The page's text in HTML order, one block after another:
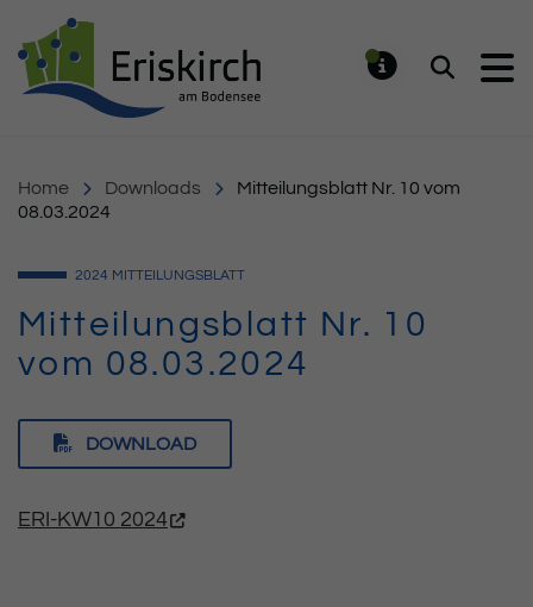
Suchen
Home Downloads
Mitteilungsblatt Nr. 10 vom
08.03.2024
2024 MITTEILUNGSBLATT
Mitteilungsblatt Nr. 10
vom 08.03.2024
DOWNLOAD
ERI-KW10 2024